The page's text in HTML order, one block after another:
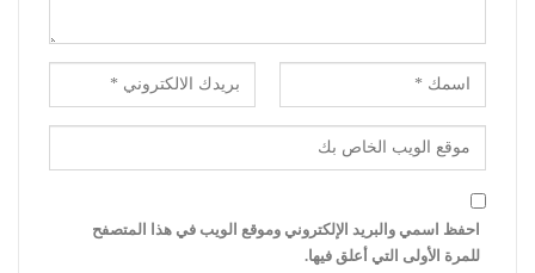
احفظ اسمي والبريد الإلكتروني وموقع الويب في هذا المتصفح
للمرة الأولى التي أعلق فيها.